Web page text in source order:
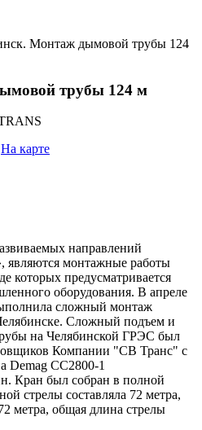
Монтаж дымовой трубы 124
трубы 124 м
На карте
направлений
монтажные работы
которых предусматривается
оборудования. В апреле
сложный монтаж
Сложный подъем и
на Челябинской ГРЭС был
Компании "СВ Транс" с
Demag CC2800-1
Кран был собран в полной
стрелы составляла 72 метра,
метра, общая длина стрелы